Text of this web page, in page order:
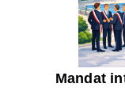
Mandat